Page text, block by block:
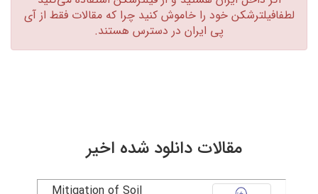
لطفافیلترشکن خود را خاموش کنید چرا که مقالات فقط از آی
پی ایران در دسترس هستند.‏
مقالات دانلود شده اخیر